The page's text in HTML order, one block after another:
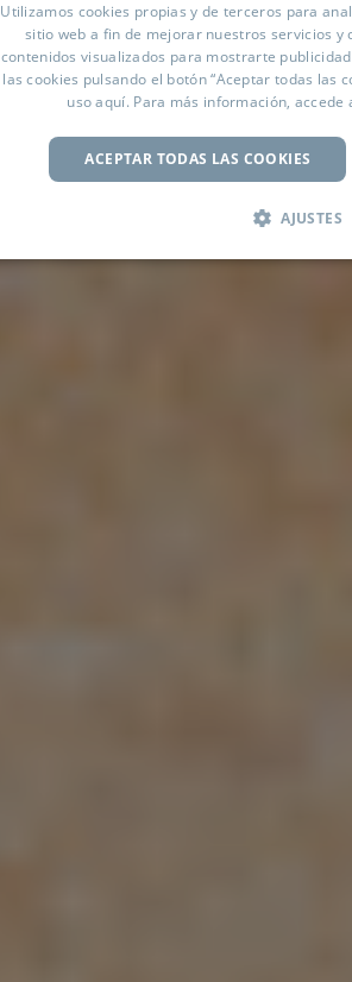
Utilizamos cookies propias y de terceros para
sitio web a fin de mejorar nuestros servicios
contenidos visualizados para mostrarte
las cookies pulsando el botón “Aceptar todas las
usoaquí. Para más información, accede
ACEPTAR TODAS LAS COOKIES
AJUSTES